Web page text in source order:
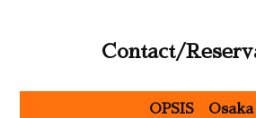
Contact/
OPSIS Osaka